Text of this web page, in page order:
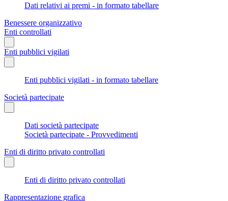
Dati relativi ai premi - in formato tabellare
Benessere organizzativo
Enti controllati
Enti pubblici vigilati
Enti pubblici vigilati - in formato tabellare
Società partecipate
Dati società partecipate
Società partecipate - Provvedimenti
Enti di diritto privato controllati
Enti di diritto privato controllati
Rappresentazione grafica